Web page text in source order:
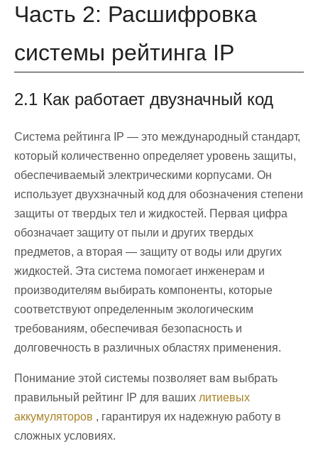
Часть 2: Расшифровка
системы рейтинга IP
2.1 Как работает двузначный код
Система рейтинга IP — это международный стандарт,
который количественно определяет уровень защиты,
обеспечиваемый электрическими корпусами. Он
использует двухзначный код для обозначения степени
защиты от твердых тел и жидкостей. Первая цифра
обозначает защиту от пыли и других твердых
предметов, а вторая — защиту от воды или других
жидкостей. Эта система помогает инженерам и
производителям выбирать компоненты, которые
соответствуют определенным экологическим
требованиям, обеспечивая безопасность и
долговечность в различных областях применения.
Понимание этой системы позволяет вам выбрать
правильный рейтинг IP для ваших литиевых
аккумуляторов , гарантируя их надежную работу в
сложных условиях.